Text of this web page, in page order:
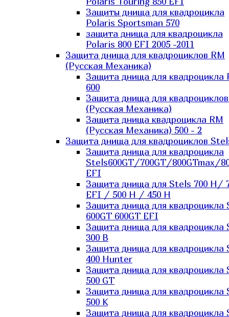
Защиты днища для квадроцикла
Polaris Sportsman 570
защита днища для квадроцикла
Polaris 800 EFI 2005 -2011
Защита днища для квадроциклов RM
(Русская Механика)
Защита днища для квадроцикла
600
Защита днища для
(Русская Механика)
Защита днища квадроцикла RM
(Русская Механика) 500 - 2
Защита днища для квадроциклов
Защита днища для квадроцикла
Stels600GT/700GT/800GTmax/
EFI
Защита днища для Stels 700 H/
EFI / 500 H / 450 H
Защита днища для квадроцикла
600GT 600GT EFI
Защита днища для квадроцикла
300 B
Защита днища для квадроцикла
400 Hunter
Защита днища для квадроцикла
500 GT
Защита днища для квадроцикла
500 K
Защита днища для квадроцикла